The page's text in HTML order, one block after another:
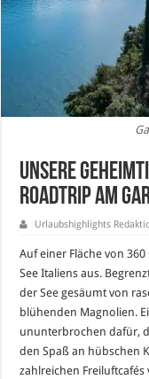
Unsere
Roadtrip am
Urlaubshighlights
Auf einer Fläche von
See Italiens aus.
der See gesäumt von
blühenden Magnolien.
ununterbrochen dafür,
den Spaß an hübschen
zahlreichen